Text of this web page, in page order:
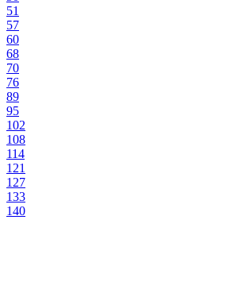
51
57
60
68
70
76
89
95
102
108
114
121
127
133
140